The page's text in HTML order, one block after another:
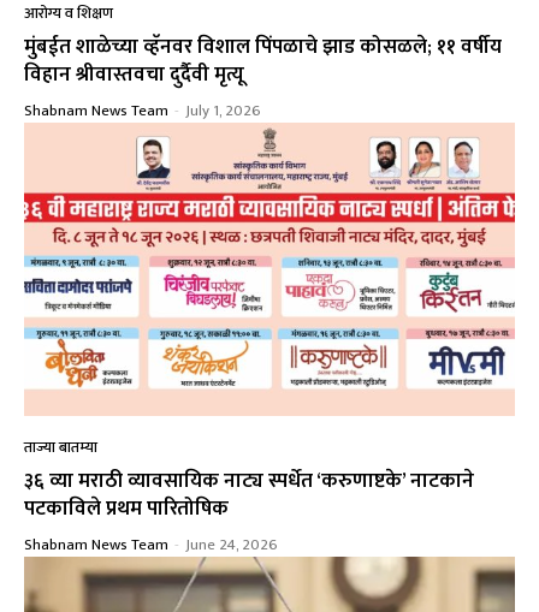
आरोग्य व शिक्षण
मुंबईत शाळेच्या व्हॅनवर विशाल पिंपळाचे झाड कोसळले; ११ वर्षीय
विहान श्रीवास्तवचा दुर्दैवी मृत्यू
Shabnam News Team - July 1, 2026
ताज्या बातम्या
३६ व्या मराठी व्यावसायिक नाट्य स्पर्धेत ‘करुणाष्टके’ नाटकाने
पटकाविले प्रथम पारितोषिक
Shabnam News Team - June 24, 2026